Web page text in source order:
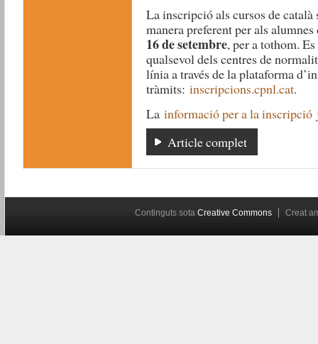
La inscripció als cursos de
manera preferent per als
16 de setembre, per a tothom.
qualsevol dels centres de
línia a través de la plataforma
tràmits: inscripcions.cpnl.cat.
La informació per a la inscripció
Article complet
Continguts sota Creative Commons Creat